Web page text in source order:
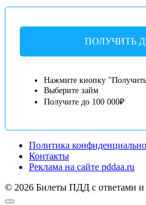
ПОЛУЧИТЬ
Нажмите кнопку
Выберите займ
Получите до 100 000₽
Политика
Контакты
Реклама на сайте pddaa.ru
© 2026 Билеты ПДД с ответами и